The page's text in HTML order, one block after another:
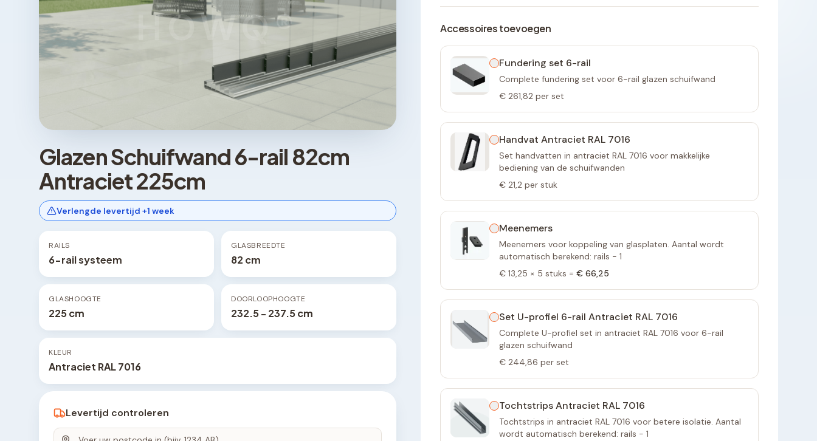
HOWQ®
Glazen Schuifwand 6-rail 82cm
Antraciet 225cm
Verlengde levertijd +1 week
RAILS
6-rail systeem
GLASBREEDTE
82 cm
GLASHOOGTE
225 cm
DOORLOOPHOOGTE
232.5 - 237.5 cm
KLEUR
Antraciet RAL 7016
Levertijd controleren
Accessoires toevoegen
Fundering set 6-rail
Complete fundering set voor 6-rail glazen schuifwand
€ 261,82 per set
Handvat Antraciet RAL 7016
Set handvatten in antraciet RAL 7016 voor makkelijke
bediening van de schuifwanden
€ 21,2 per stuk
Meenemers
Meenemers voor koppeling van glasplaten. Aantal wordt
automatisch berekend: rails - 1
€ 13,25 × 5 stuks = € 66,25
Set U-profiel 6-rail Antraciet RAL 7016
Complete U-profiel set in antraciet RAL 7016 voor 6-rail
glazen schuifwand
€ 244,86 per set
Tochtstrips Antraciet RAL 7016
Tochtstrips in antraciet RAL 7016 voor betere isolatie. Aantal
wordt automatisch berekend: rails - 1